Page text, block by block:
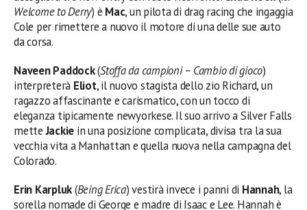
Welcome to Derry) è Mac, un pilota di drag racing che ingaggia
Cole per rimettere a nuovo il motore di una delle sue auto
da corsa.
Naveen Paddock(Stoffa da campioni – Cambio di gioco)
interpreterà Eliot, il nuovo stagista dello zio Richard, un
ragazzo affascinante e carismatico, con un tocco di
eleganza tipicamente newyorkese. Il suo arrivo a Silver Falls
metteJackie in una posizione complicata, divisa tra la sua
vecchia vita a Manhattan e quella nuova nella campagna del
Colorado.
Erin Karpluk(Being Erica) vestirà invece i panni di Hannah, la
sorella nomade di George e madre di Isaac e Lee. Hannah è